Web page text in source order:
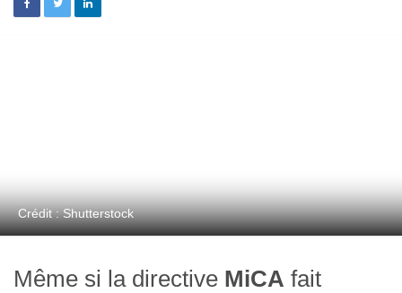
Crédit : Shutterstock
Même si la directive MiCA fait